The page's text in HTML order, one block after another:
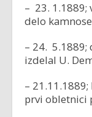
– 23. 1.1889;
delo
– 24. 5.1889;
izdelal U.
–
prvi obletnici